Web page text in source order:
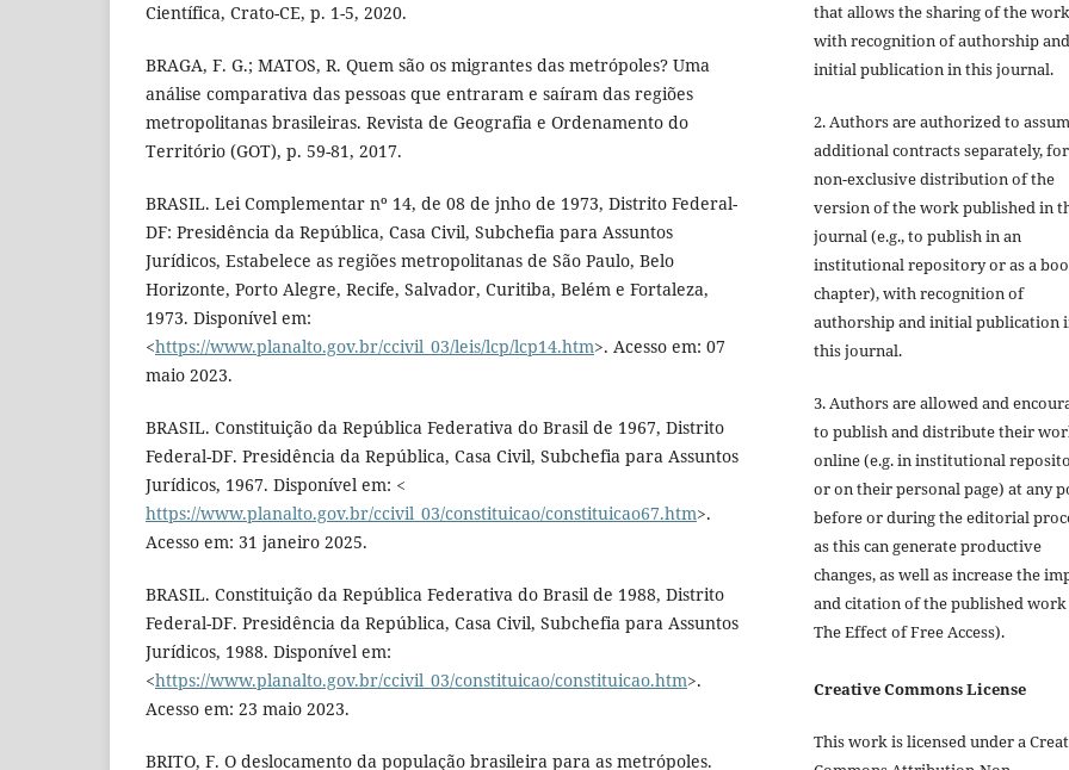
Científica, Crato-CE, p. 1-5, 2020.
BRAGA, F. G.; MATOS, R. Quem são os migrantes das metrópoles? Uma
análise comparativa das pessoas que entraram e saíram das regiões
metropolitanas brasileiras. Revista de Geografia e Ordenamento do
Território (GOT), p. 59-81, 2017.
BRASIL. Lei Complementar nº 14, de 08 de jnho de 1973, Distrito Federal-
DF: Presidência da República, Casa Civil, Subchefia para Assuntos
Jurídicos, Estabelece as regiões metropolitanas de São Paulo, Belo
Horizonte, Porto Alegre, Recife, Salvador, Curitiba, Belém e Fortaleza,
1973. Disponível em:
<https://www.planalto.gov.br/ccivil_03/leis/lcp/lcp14.htm>. Acesso em: 07
maio 2023.
BRASIL. Constituição da República Federativa do Brasil de 1967, Distrito
Federal-DF. Presidência da República, Casa Civil, Subchefia para Assuntos
Jurídicos, 1967. Disponível em: <
https://www.planalto.gov.br/ccivil_03/constituicao/constituicao67.htm>.
Acesso em: 31 janeiro 2025.
BRASIL. Constituição da República Federativa do Brasil de 1988, Distrito
Federal-DF. Presidência da República, Casa Civil, Subchefia para Assuntos
Jurídicos, 1988. Disponível em:
<https://www.planalto.gov.br/ccivil_03/constituicao/constituicao.htm>.
Acesso em: 23 maio 2023.
BRITO, F. O deslocamento da população brasileira para as metrópoles.
that allows the sharing of the work
with recognition of authorship and
initial publication in this journal.
2. Authors are authorized to
additional contracts separately, for
non-exclusive distribution of the
version of the work published in
journal (e.g., to publish in an
institutional repository or as a
chapter), with recognition of
authorship and initial publication
this journal.
3. Authors are allowed and
to publish and distribute their
online (e.g. in institutional
or on their personal page) at any
before or during the editorial
as this can generate productive
changes, as well as increase the
and citation of the published work
The Effect of Free Access).
Creative Commons License
This work is licensed under a